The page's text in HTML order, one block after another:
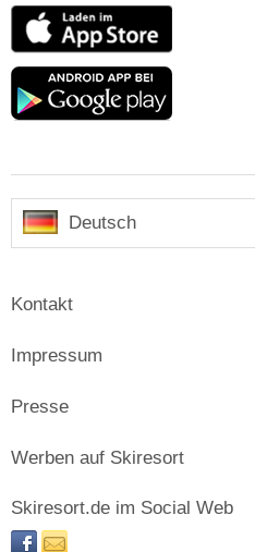
App
Store
Google
Deutsch
Kontakt
Impressum
Presse
Werben auf Skiresort
Skiresort.de im Social Web